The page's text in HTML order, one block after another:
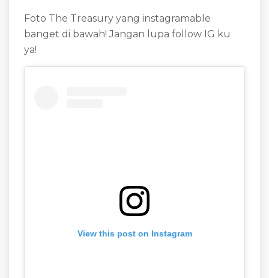
Foto The Treasury yang instagramable
banget di bawah! Jangan lupa follow IG ku
ya!
View this post on Instagram